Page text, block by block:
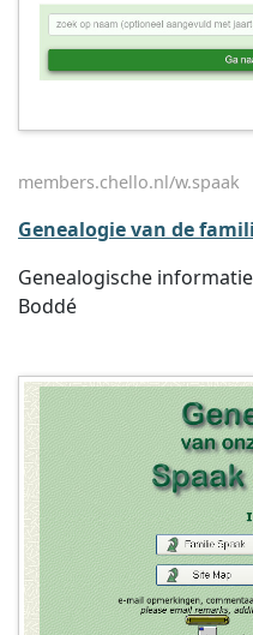
members.chello.nl/w.spaak
Genealogie van de
Genealogische
Boddé